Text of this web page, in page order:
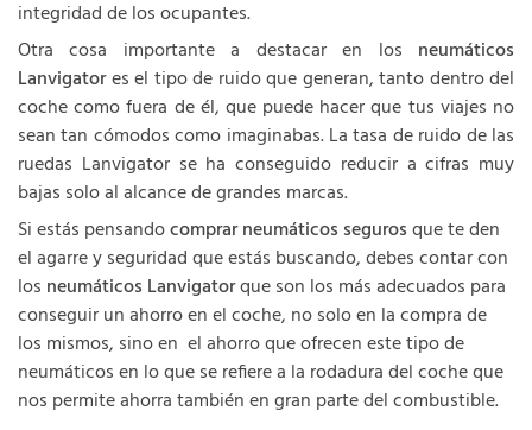
integridad de los ocupantes.
Otra cosa importante a destacar en los neumáticos
Lanvigatores el tipo de ruido que generan, tanto dentro del
coche como fuera de él, que puede hacer que tus viajes no
sean tan cómodos como imaginabas. La tasa de ruido de las
ruedas Lanvigator se ha conseguido reducir a cifras muy
bajas solo al alcance de grandes marcas.
Si estás pensandocomprar neumáticos segurosque te den
el agarre y seguridad que estás buscando, debes contar con
los neumáticos Lanvigatorque son los más adecuados para
conseguir un ahorro en el coche, no solo en la compra de
los mismos, sino en el ahorro que ofrecen este tipo de
neumáticos en lo que se refiere a la rodadura del coche que
nos permite ahorra también en gran parte del combustible.